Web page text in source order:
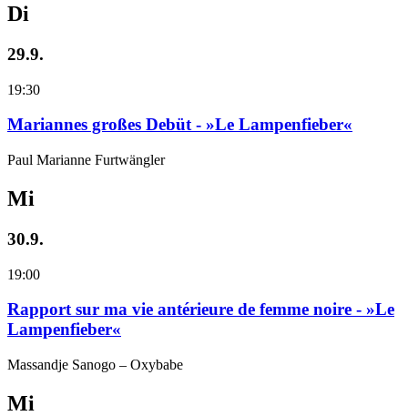
Di
29.9.
19:30
Mariannes großes Debüt - »Le Lampenfieber«
Paul Marianne Furtwängler
Mi
30.9.
19:00
Rapport sur ma vie antérieure de femme noire - »Le
Lampenfieber«
Massandje Sanogo – Oxybabe
Mi